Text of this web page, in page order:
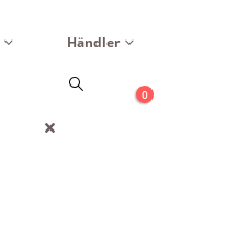
Händler
0